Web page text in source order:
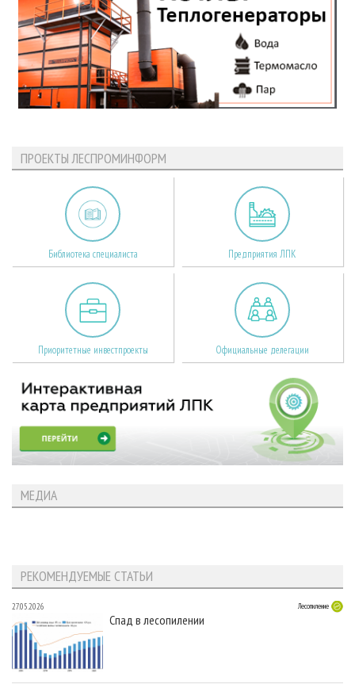
ПРОЕКТЫ ЛЕСПРОМИНФОРМ
Библиотека специалиста Предприятия ЛПК
Приоритетные инвестпроекты Официальные делегации
МЕДИА
РЕКОМЕНДУЕМЫЕ СТАТЬИ
27.05.2026 Лесопиление
Спад в лесопилении